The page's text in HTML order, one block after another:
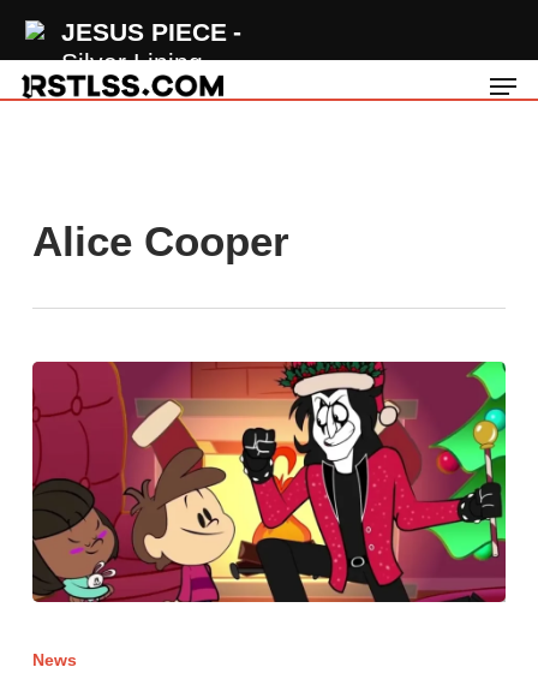
JESUS PIECE
Silver Lining
main
Alice Cooper
News